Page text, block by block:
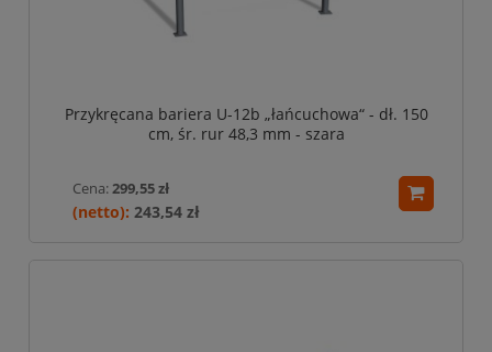
Przykręcana bariera U-12b „łańcuchowa“ - dł. 150
cm, śr. rur 48,3 mm - szara
Cena: 299,55 zł
243,54 zł